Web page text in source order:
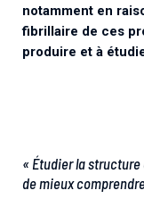
notamment en
fibrillaire de ces
produire et à
« Étudier la
de mieux